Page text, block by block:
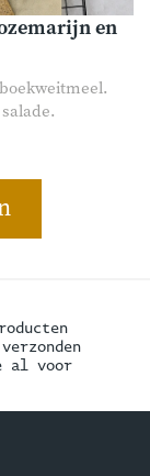
en
al voor